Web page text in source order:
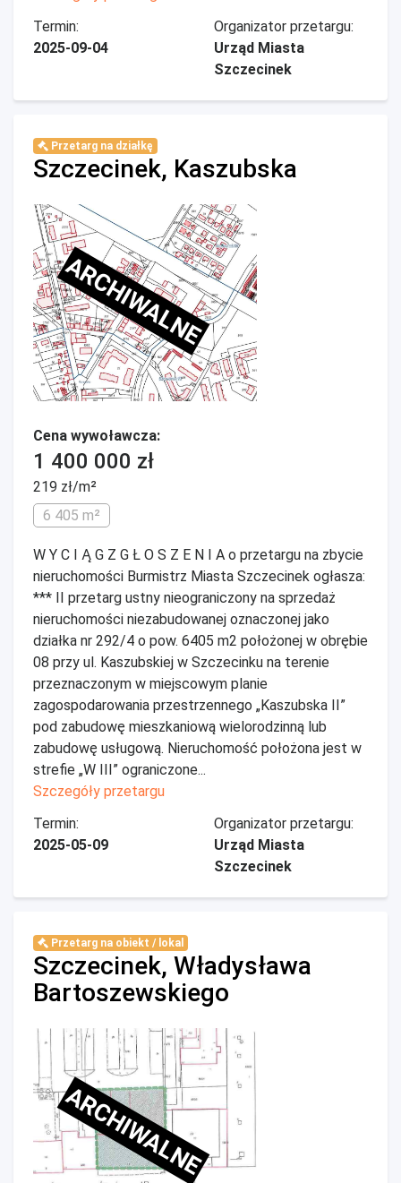
Termin:
2025-09-04
Organizator przetargu:
Urząd Miasta
Szczecinek
Przetarg na działkę
Szczecinek, Kaszubska
ARCHIWALNE
Cena wywoławcza:
1 400 000 zł
219 zł/m²
6 405 m²
W Y C I Ą G Z G Ł O S Z E N I A o przetargu na zbycie
nieruchomości Burmistrz Miasta Szczecinek ogłasza:
*** II przetarg ustny nieograniczony na sprzedaż
nieruchomości niezabudowanej oznaczonej jako
działka nr 292/4 o pow. 6405 m2 położonej w obrębie
08 przy ul. Kaszubskiej w Szczecinku na terenie
przeznaczonym w miejscowym planie
zagospodarowania przestrzennego „Kaszubska II”
pod zabudowę mieszkaniową wielorodzinną lub
zabudowę usługową. Nieruchomość położona jest w
strefie „W III” ograniczone...
Szczegóły przetargu
Termin:
2025-05-09
Organizator przetargu:
Urząd Miasta
Szczecinek
Przetarg na obiekt / lokal
Szczecinek, Władysława
Bartoszewskiego
ARCHIWALNE